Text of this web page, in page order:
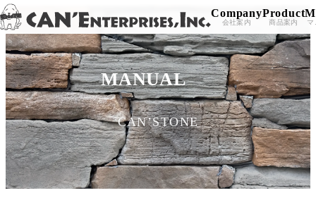
Skip to content Company
会社案内
Product
商品案内 マ
MANUAL
CAN’STONE